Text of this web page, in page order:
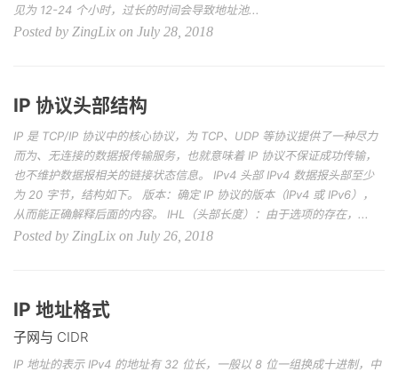
见为 12-24 个小时，过长的时间会导致地址池...
Posted by ZingLix on July 28, 2018
IP 协议头部结构
IP 是 TCP/IP 协议中的核心协议，为 TCP、UDP 等协议提供了一种尽力
而为、无连接的数据报传输服务，也就意味着 IP 协议不保证成功传输，
也不维护数据报相关的链接状态信息。 IPv4 头部 IPv4 数据报头部至少
为 20 字节，结构如下。 版本：确定 IP 协议的版本（IPv4 或 IPv6），
从而能正确解释后面的内容。 IHL（头部长度）：由于选项的存在，...
Posted by ZingLix on July 26, 2018
IP 地址格式
子网与 CIDR
IP 地址的表示 IPv4 的地址有 32 位长，一般以 8 位一组换成十进制，中